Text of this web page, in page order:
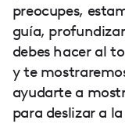
preocupes,
guía,
debes hacer al
y te
ayudarte a
para deslizar a